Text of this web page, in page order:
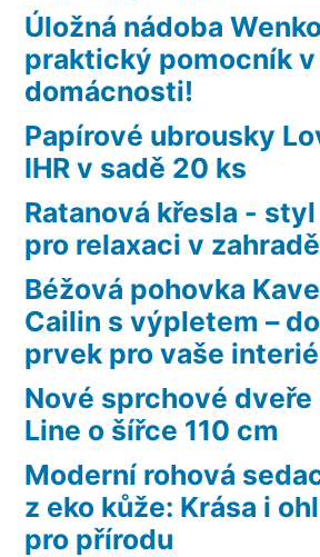
Úložná nádoba
praktický pomocník v
domácnosti!
Papírové ubrousky
IHR v sadě 20 ks
Ratanová křesla -
pro relaxaci v zahradě
Béžová pohovka
Cailin s výpletem –
prvek pro vaše
Nové sprchové dveře
Line o šířce 110 cm
Moderní rohová
z eko kůže: Krása i
pro přírodu